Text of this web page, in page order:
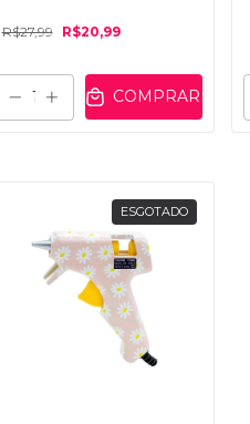
R$27,99 R$20,99
COMPRAR
ESGOTADO